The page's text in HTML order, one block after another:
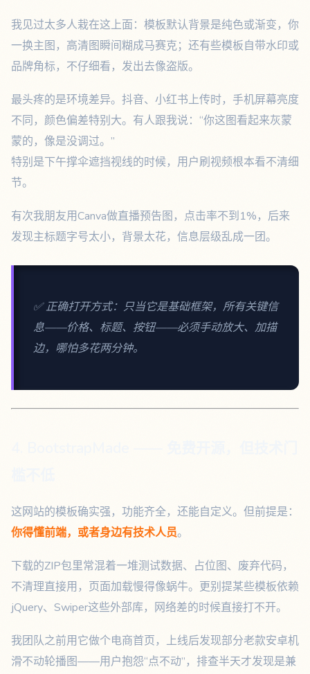
我见过太多人栽在这上面：模板默认背景是纯色或渐变，你
一换主图，高清图瞬间糊成马赛克；还有些模板自带水印或
品牌角标，不仔细看，发出去像盗版。
最头疼的是环境差异。抖音、小红书上传时，手机屏幕亮度
不同，颜色偏差特别大。有人跟我说：“你这图看起来灰蒙
蒙的，像是没调过。”
特别是下午撑伞遮挡视线的时候，用户刷视频根本看不清细
节。
有次我朋友用Canva做直播预告图，点击率不到1%，后来
发现主标题字号太小，背景太花，信息层级乱成一团。
✅ 正确打开方式：只当它是基础框架，所有关键信
息——价格、标题、按钮——必须手动放大、加描
边，哪怕多花两分钟。
这网站的模板确实强，功能齐全，还能自定义。但前提是：
你得懂前端，或者身边有技术人员。
下载的ZIP包里常混着一堆测试数据、占位图、废弃代码，
不清理直接用，页面加载慢得像蜗牛。更别提某些模板依赖
jQuery、Swiper这些外部库，网络差的时候直接打不开。
我团队之前用它做个电商首页，上线后发现部分老款安卓机
滑不动轮播图——用户抱怨“点不动”，排查半天才发现是兼